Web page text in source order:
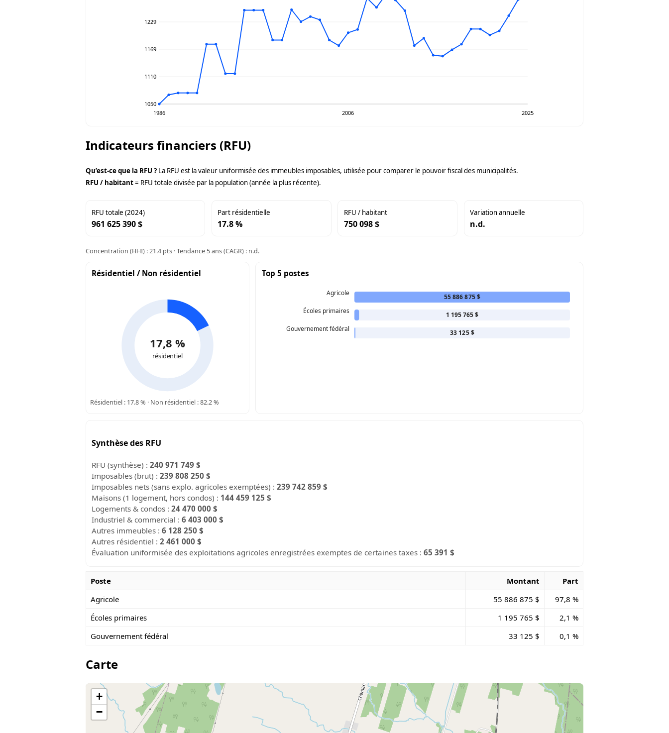
1229
1169
1110
1050
1986
2006 2025
Indicateurs financiers (RFU)
Qu’est-ce que la RFU ? La RFU est la valeur uniformisée des immeubles imposables, utilisée pour comparer le pouvoir fiscal des municipalités.
RFU / habitant= RFU totale divisée par la population (année la plus récente).
RFU totale (2024)
961 625 390 $
Part résidentielle
17.8 %
RFU / habitant
750 098 $
Variation annuelle
n.d.
Concentration (HHI) : 21.4 pts · Tendance 5 ans (CAGR) : n.d.
Résidentiel / Non résidentiel
17,8 %
résidentiel
Résidentiel : 17.8 % · Non résidentiel : 82.2 %
Top 5 postes
Agricole 55 886 875 $
Écoles primaires
1 195 765 $
Gouvernement fédéral
33 125 $
Synthèse des RFU
RFU (synthèse) :240 971 749 $
Imposables (brut) :239 808 250 $
Imposables nets (sans explo. agricoles exemptées) :239 742 859 $
Maisons (1 logement, hors condos) : 144 459 125 $
Logements & condos :24 470 000 $
Industriel & commercial :6 403 000 $
Autres immeubles :6 128 250 $
Autres résidentiel :2 461 000 $
Évaluation uniformisée des exploitations agricoles enregistrées exemptes de certaines taxes :65 391 $
Poste Montant
Part
Agricole
55 886 875 $
97,8 %
Écoles primaires
1 195 765 $
2,1 %
Gouvernement fédéral
33 125 $ 0,1 %
Carte
+
−